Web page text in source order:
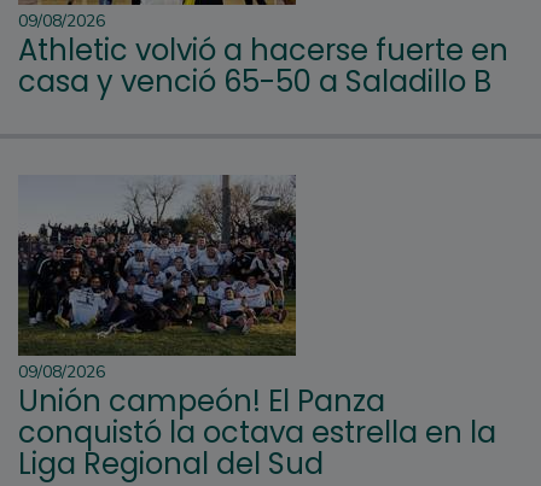
09/08/2026
Athletic volvió a hacerse fuerte en
casa y venció 65-50 a Saladillo B
09/08/2026
Unión campeón! El Panza
conquistó la octava estrella en la
Liga Regional del Sud